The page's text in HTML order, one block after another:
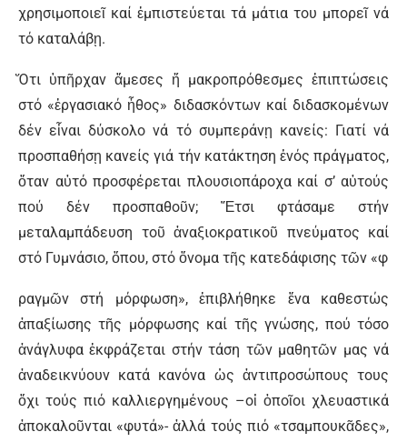
χρησιμοποιεῖ καί ἐμπιστεύεται τά μάτια του μπορεῖ νά
τό καταλάβῃ.
Ὅτι ὑπῆρχαν ἄμεσες ἤ μακροπρόθεσμες ἐπιπτώσεις
στό «ἐργασιακό ἦθος» διδασκόντων καί διδασκομένων
δέν εἶναι δύσκολο νά τό συμπεράνῃ κανείς: Γιατί νά
προσπαθήσῃ κανείς γιά τήν κατάκτηση ἑνός πράγματος,
ὅταν αὐτό προσφέρεται πλουσιοπάροχα καί σ’ αὐτούς
πού δέν προσπαθοῦν; Ἔτσι φτάσαμε στήν
μεταλαμπάδευση τοῦ ἀναξιοκρατικοῦ πνεύματος καί
στό Γυμνάσιο, ὅπου, στό ὄνομα τῆς κατεδάφισης τῶν «φ
ραγμῶν στή μόρφωση», ἐπιβλήθηκε ἕνα καθεστώς
ἀπαξίωσης τῆς μόρφωσης καί τῆς γνώσης, πού τόσο
ἀνάγλυφα ἐκφράζεται στήν τάση τῶν μαθητῶν μας νά
ἀναδεικνύουν κατά κανόνα ὡς ἀντιπροσώπους τους
ὄχι τούς πιό καλλιεργημένους –οἰ ὁποῖοι χλευαστικά
ἀποκαλοῦνται «φυτά»- ἀλλά τούς πιό «τσαμπουκᾶδες»,